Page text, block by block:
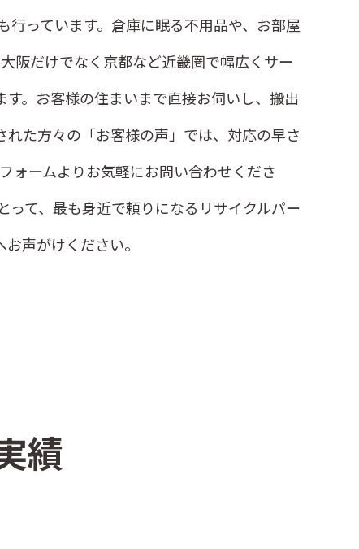
っています。倉庫に眠る不用品や、お部屋
阪だけでなく京都など近畿圏で幅広くサー
。お客様の住まいまで直接お伺いし、搬出
た方々の「お客様の声」では、対応の早さ
ォームよりお気軽にお問い合わせくださ
て、最も身近で頼りになるリサイクルパー
声がけください。
績